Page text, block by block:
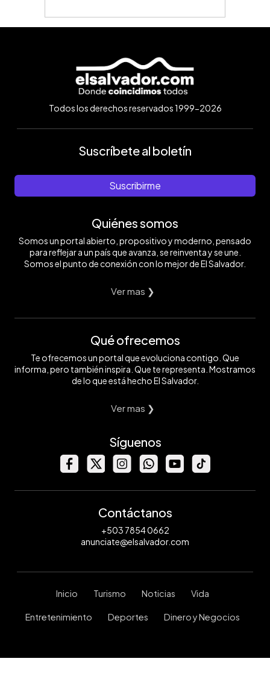
Todos los derechos reservados 1999-2026
Suscríbete al boletín
Suscribirme
Quiénes somos
Somos un portal abierto, propositivo y moderno, pensado
para reflejar a un país que avanza, se reinventa y se une.
Somos el punto de conexión con lo mejor de El Salvador.
Ver mas ❯
Qué ofrecemos
Te ofrecemos un portal que evoluciona contigo. Que
informa, pero también inspira. Que te representa. Mostramos
de lo que está hecho El Salvador.
Ver mas ❯
Síguenos
Contáctanos
+503 7854 0662
anunciate@elsalvador.com
Inicio Turismo Noticias Vida
Entretenimiento Deportes Dinero y Negocios